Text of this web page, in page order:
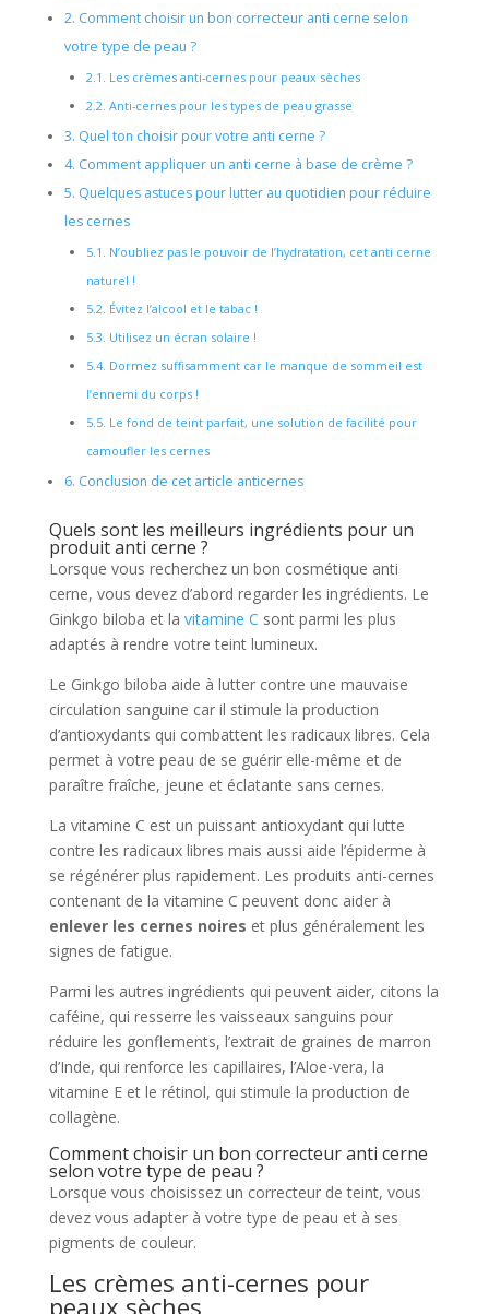
2. Comment choisir un bon correcteur anti cerne selon
votre type de peau ?
2.1. Les crèmes anti-cernes pour peaux sèches
2.2. Anti-cernes pour les types de peau grasse
3. Quel ton choisir pour votre anti cerne ?
4. Comment appliquer un anti cerne à base de crème ?
5. Quelques astuces pour lutter au quotidien pour réduire
les cernes
5.1. N’oubliez pas le pouvoir de l’hydratation, cet anti cerne
naturel !
5.2. Évitez l’alcool et le tabac !
5.3. Utilisez un écran solaire !
5.4. Dormez suffisamment car le manque de sommeil est
l’ennemi du corps !
5.5. Le fond de teint parfait, une solution de facilité pour
camoufler les cernes
6. Conclusion de cet article anticernes
Quels sont les meilleurs ingrédients pour un
produit anti cerne ?
Lorsque vous recherchez un bon cosmétique anti
cerne, vous devez d’abord regarder les ingrédients. Le
Ginkgo biloba et la vitamine C sont parmi les plus
adaptés à rendre votre teint lumineux.
Le Ginkgo biloba aide à lutter contre une mauvaise
circulation sanguine car il stimule la production
d’antioxydants qui combattent les radicaux libres. Cela
permet à votre peau de se guérir elle-même et de
paraître fraîche, jeune et éclatante sans cernes.
La vitamine C est un puissant antioxydant qui lutte
contre les radicaux libres mais aussi aide l’épiderme à
se régénérer plus rapidement. Les produits anti-cernes
contenant de la vitamine C peuvent donc aider à
enlever les cernes noires et plus généralement les
signes de fatigue.
Parmi les autres ingrédients qui peuvent aider, citons la
caféine, qui resserre les vaisseaux sanguins pour
réduire les gonflements, l’extrait de graines de marron
d’Inde, qui renforce les capillaires, l’Aloe-vera, la
vitamine E et le rétinol, qui stimule la production de
collagène.
Comment choisir un bon correcteur anti cerne
selon votre type de peau ?
Lorsque vous choisissez un correcteur de teint, vous
devez vous adapter à votre type de peau et à ses
pigments de couleur.
Les crèmes anti-cernes pour
peaux sèches